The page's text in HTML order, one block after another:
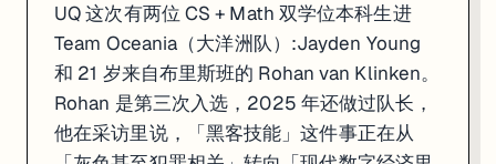
UQ 这次有两位 CS + Math 双学位本科生进
Team Oceania（大洋洲队）:Jayden Young
和 21 岁来自布里斯班的 Rohan van Klinken。
Rohan 是第三次入选，2025 年还做过队长，
他在采访里说，「黑客技能」这件事正在从